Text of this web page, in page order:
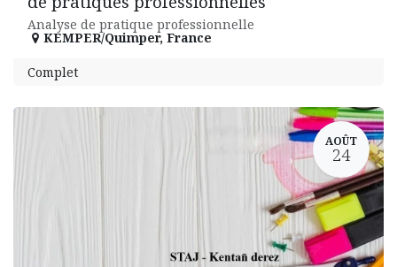
Analyse de pratique professionnelle
KEMPER/Quimper, France
Complet
AOÛT
24